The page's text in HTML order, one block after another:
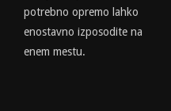
potrebno opremo lahko
enostavno izposodite na
enem mestu.